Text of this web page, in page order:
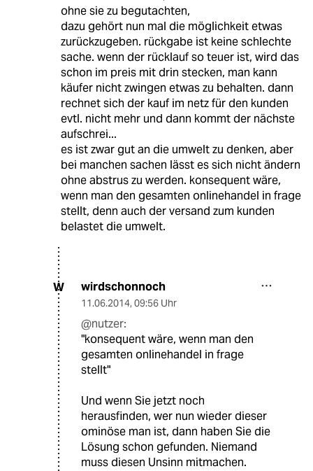
ohne sie zu begutachten,
dazu gehört nun mal die möglichkeit etwas
zurückzugeben. rückgabe ist keine schlechte
sache. wenn der rücklauf so teuer ist, wird das
schon im preis mit drin stecken, man kann
käufer nicht zwingen etwas zu behalten. dann
rechnet sich der kauf im netz für den kunden
evtl. nicht mehr und dann kommt der nächste
aufschrei...
es ist zwar gut an die umwelt zu denken, aber
bei manchen sachen lässt es sich nicht ändern
ohne abstrus zu werden. konsequent wäre,
wenn man den gesamten onlinehandel in frage
stellt, denn auch der versand zum kunden
belastet die umwelt.
W wirdschonnoch
11.06.2014, 09:56 Uhr
@nutzer:
"konsequent wäre, wenn man den
gesamten onlinehandel in frage
stellt"
Und wenn Sie jetzt noch
herausfinden, wer nun wieder dieser
ominöse man ist, dann haben Sie die
Lösung schon gefunden. Niemand
muss diesen Unsinn mitmachen.